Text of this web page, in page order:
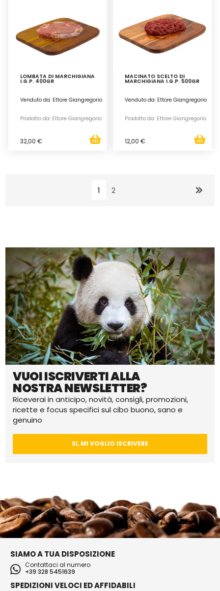
LOMBATA DI MARCHIGIANA
I.G.P. 400GR
Venduto da: Ettore Giangregorio
Prodotto da: Ettore Giangregorio
32,00 €
MACINATO SCELTO DI
MARCHIGIANA I.G.P. 500GR
Venduto da: Ettore Giangregorio
Prodotto da: Ettore Giangregorio
12,00 €
1 2
VUOI ISCRIVERTI ALLA
NOSTRA NEWSLETTER?
Riceverai in anticipo, novità, consigli, promozioni,
ricette e focus specifici sul cibo buono, sano e
genuino
SI, MI VOGLIO ISCRIVERE
SIAMO A TUA DISPOSIZIONE
Contattaci al numero
+39 328 5451639
SPEDIZIONI VELOCI ED AFFIDABILI